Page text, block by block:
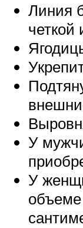
Линия
четкой
У
У
объеме